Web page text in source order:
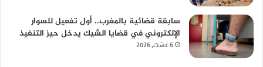
سابقة قضائية بالمغرب.. أول تفعيل للسوار
الإلكتروني في قضايا الشيك يدخل حيز التنفيذ
6 غشت، 2026